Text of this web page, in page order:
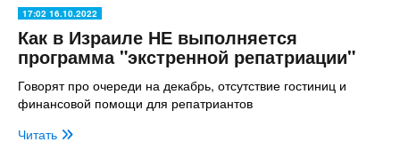
17:02 16.10.2022
Как в Израиле НЕ выполняется
программа "экстренной репатриации"
Говорят про очереди на декабрь, отсутствие гостиниц и
финансовой помощи для репатриантов
Читать